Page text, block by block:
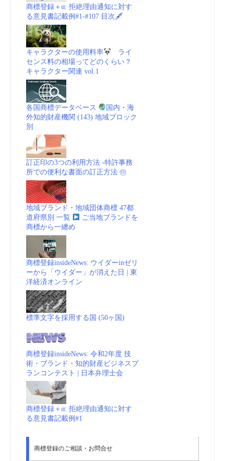
商標登録＋α: 拒絶理由通知に対す
る意見書記載例#1-#107 目次🖋
キャラクターの使用料率
ライ
センス料の相場ってどのくらい？
キャラクター関連 vol.1
各国商標データベース
国内・海
外知的財産機関 (143) 地域ブロック
別
訂正印の3つの利用方法 -特許事務
所での便利な書面の訂正方法 ㊞
地域ブランド・地域団体商標 47都
道府県別 一覧
ご当地ブランドを
商標から一纏め
商標登録insideNews: ウイダーinゼリ
ーから「ウイダー」が消えた日 | 東
洋経済オンライン
標準文字を採用する国 (50ヶ国)
商標登録insideNews: 令和2年度 技
術・ブランド・知的財産ビジネスプ
ランコンテスト | 日本弁理士会
商標登録＋α: 拒絶理由通知に対す
る意見書記載例#1
商標登録のご相談・お問合せ